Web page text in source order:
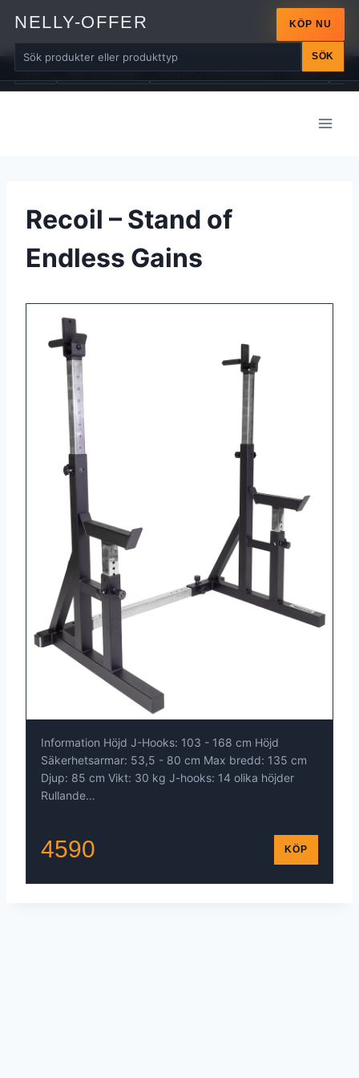
NELLY-OFFER
SÖK
KÖP NU
ALLA ARM-MASKINER BÄLTEN / DRAGREMMAR / LINDOR
Recoil – Stand of
Endless Gains
Information Höjd J-Hooks: 103 - 168 cm Höjd
Säkerhetsarmar: 53,5 - 80 cm Max bredd: 135 cm
Djup: 85 cm Vikt: 30 kg J-hooks: 14 olika höjder
Rullande…
4590 KÖP